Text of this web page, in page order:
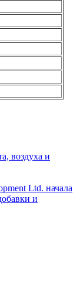
воздуха и
Ltd. начала
и